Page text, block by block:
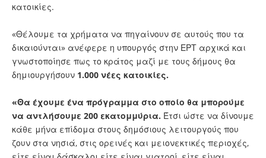
κατοικίες.
«Θέλουμε τα χρήματα να πηγαίνουν σε αυτούς που τα
δικαιούνται» ανέφερε η υπουργός στην ΕΡΤ αρχικά και
γνωστοποίησε πως το κράτος μαζί με τους δήμους θα
δημιουργήσουν 1.000 νέες κατοικίες.
«Θα έχουμε ένα πρόγραμμα στο οποίο θα μπορούμε
να αντλήσουμε 200 εκατομμύρια. Έτσι ώστε να δίνουμε
κάθε μήνα επίδομα στους δημόσιους λειτουργούς που
ζουν στα νησιά, στις ορεινές και μειονεκτικές περιοχές,